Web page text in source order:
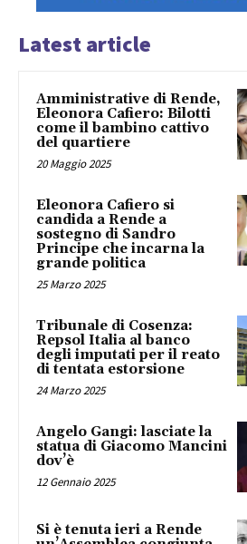
Latest article
Amministrative di Rende,
Eleonora Cafiero: Bilotti
come il bambino cattivo
del quartiere
20 Maggio 2025
Eleonora Cafiero si
candida a Rende a
sostegno di Sandro
Principe che incarna la
grande politica
25 Marzo 2025
Tribunale di Cosenza:
Repsol Italia al banco
degli imputati per il reato
di tentata estorsione
24 Marzo 2025
Angelo Gangi: lasciate la
statua di Giacomo Mancini
dov’è
12 Gennaio 2025
Si è tenuta ieri a Rende